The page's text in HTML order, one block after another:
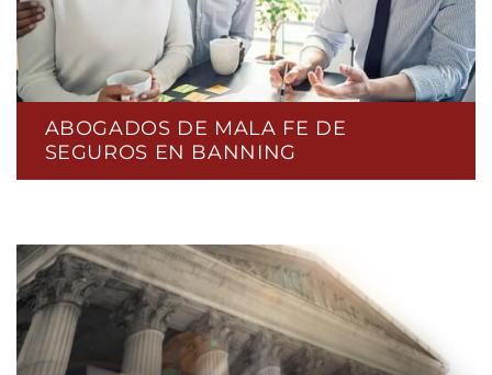
ABOGADOS DE MALA FE DE
SEGUROS EN BANNING